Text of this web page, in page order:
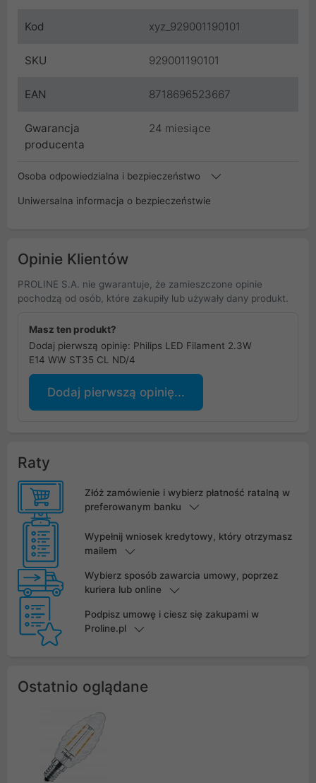
Kod xyz_929001190101
SKU 929001190101
EAN 8718696523667
Gwarancja
producenta
24 miesiące
Osoba odpowiedzialna i bezpieczeństwo
Uniwersalna informacja o bezpieczeństwie
Opinie Klientów
PROLINE S.A. nie gwarantuje, że zamieszczone opinie
pochodzą od osób, które zakupiły lub używały dany produkt.
Masz ten produkt?
Dodaj pierwszą opinię: Philips LED Filament 2.3W
E14 WW ST35 CL ND/4
Dodaj pierwszą opinię...
Raty
Złóż zamówienie i wybierz płatność ratalną w
preferowanym banku
Wypełnij wniosek kredytowy, który otrzymasz
mailem
Wybierz sposób zawarcia umowy, poprzez
kuriera lub online
Podpisz umowę i ciesz się zakupami w
Proline.pl
Ostatnio oglądane